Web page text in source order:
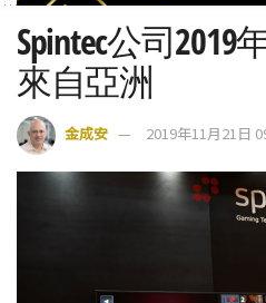
Spintec公司
來自亞洲
金成安 2019年11月21日